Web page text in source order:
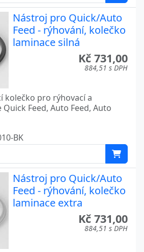
Nástroj pro Quick/Auto
Feed - rýhování, kolečko
laminace silná
Kč 731,00
884,51 s DPH
kolečko pro rýhovací a
Feed, Auto Feed, Auto
BK
Nástroj pro Quick/Auto
Feed - rýhování, kolečko
laminace extra
Kč 731,00
884,51 s DPH